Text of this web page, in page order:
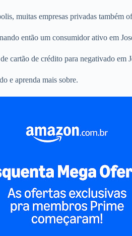
muitas empresas privadas também
então um consumidor ativo em
cartão de crédito para negativado em
e aprenda mais sobre.